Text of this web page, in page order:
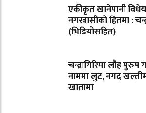
एकीकृत खानेपानी
नगरबासीको हितमा :
(भिडियोसहित)
चन्द्रागिरिमा लौह
नाममा लुट, नगद
खातामा